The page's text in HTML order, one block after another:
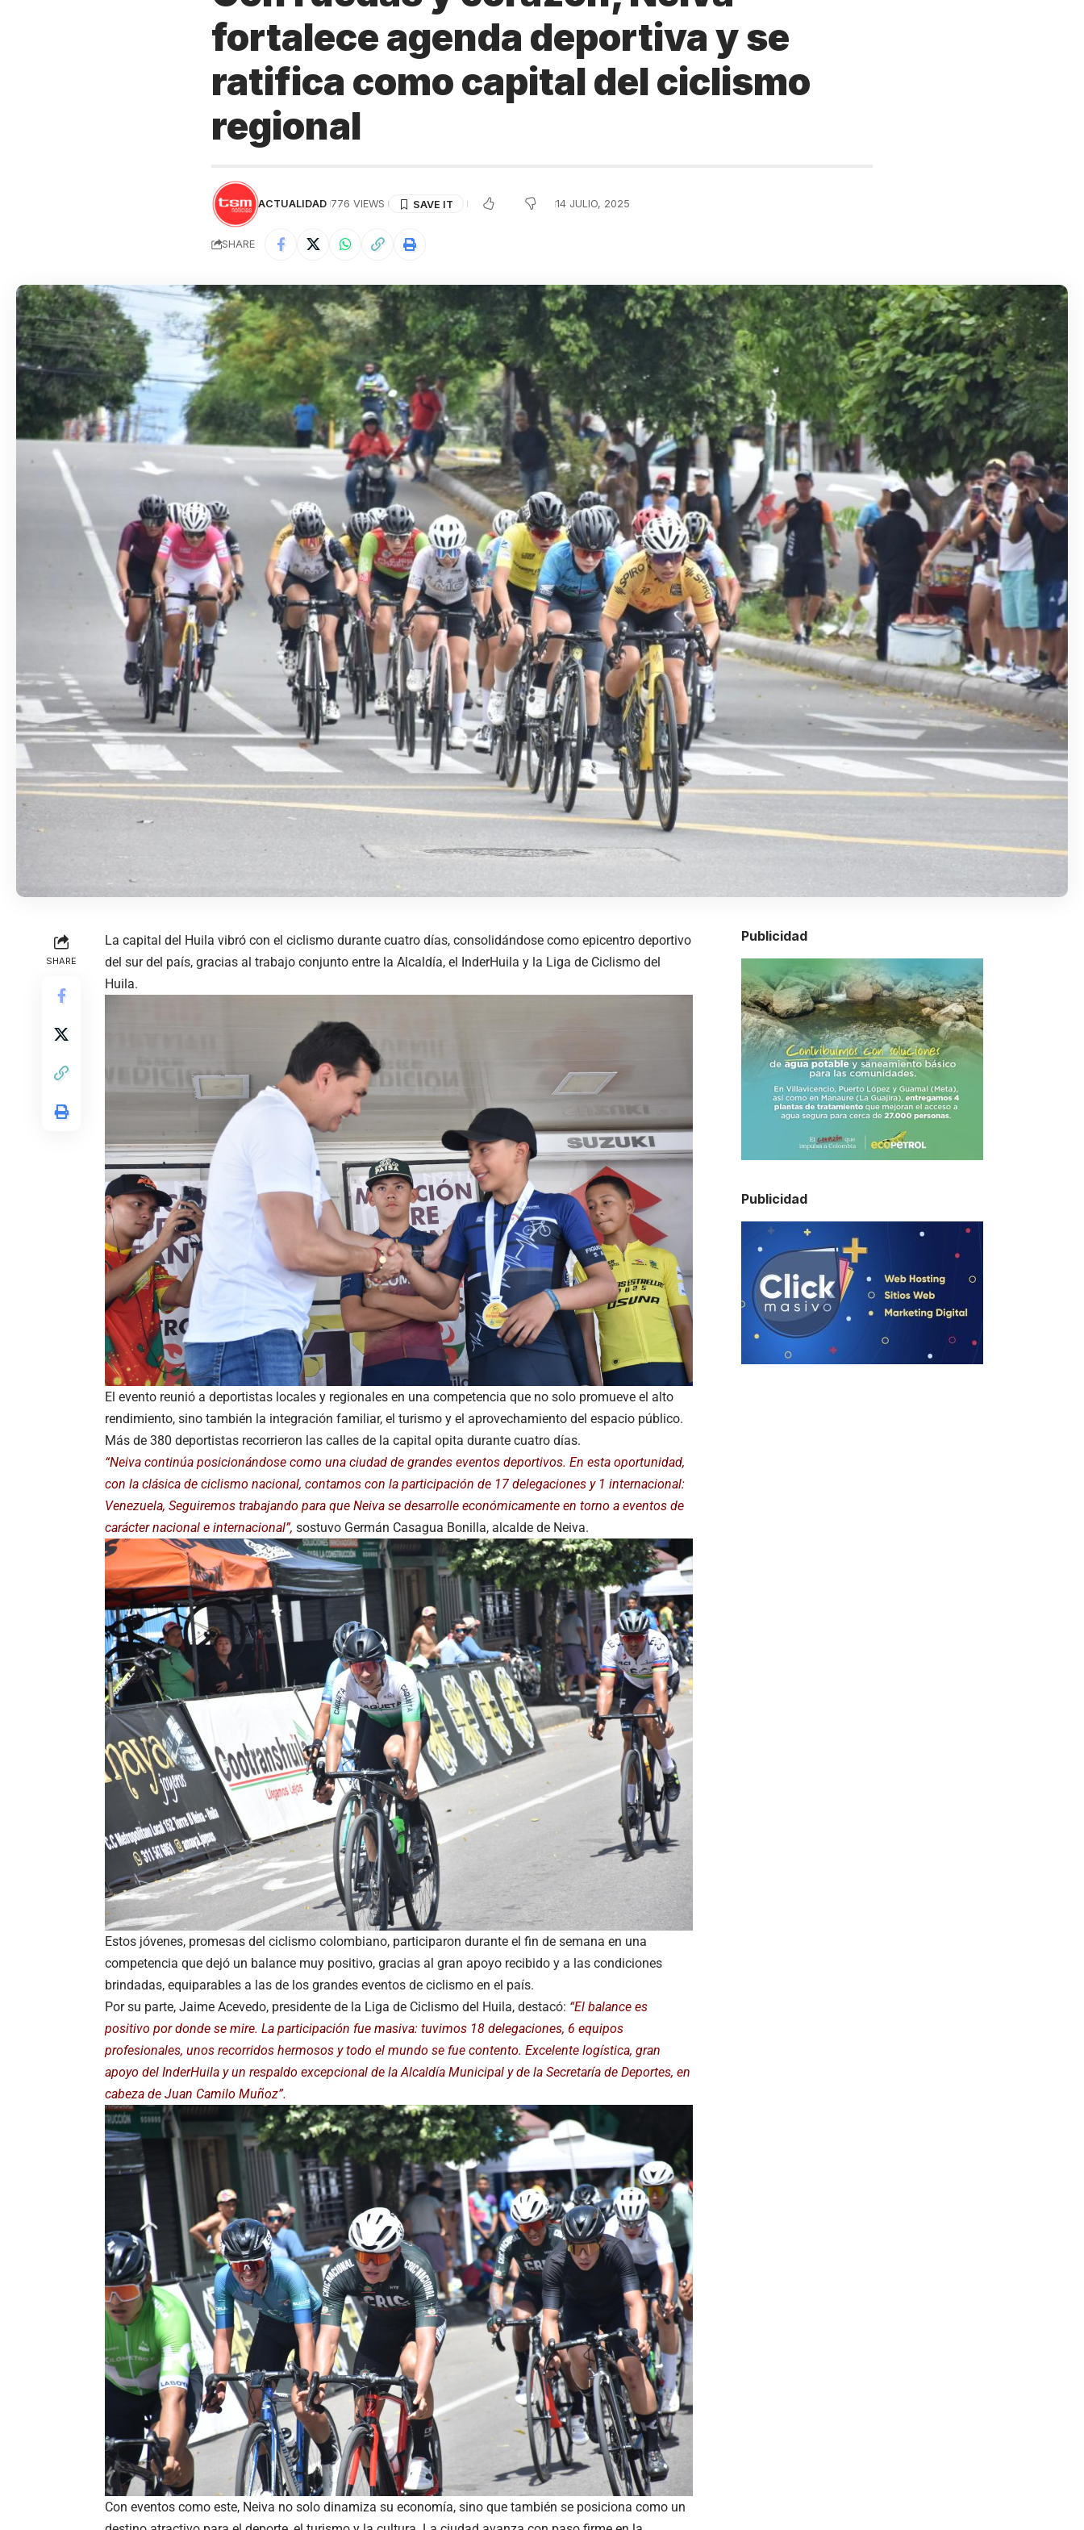
fortalece agenda deportiva y se
ratifica como capital del ciclismo
regional
ACTUALIDAD 776 VIEWS 14 JULIO, 2025
SHARE
SHARE
La capital del Huila vibró con el ciclismo durante cuatro días, consolidándose como epicentro deportivo
del sur del país, gracias al trabajo conjunto entre la Alcaldía, el InderHuila y la Liga de Ciclismo del
Huila.
El evento reunió a deportistas locales y regionales en una competencia que no solo promueve el alto
rendimiento, sino también la integración familiar, el turismo y el aprovechamiento del espacio público.
Más de 380 deportistas recorrieron las calles de la capital opita durante cuatro días.
“Neiva continúa posicionándose como una ciudad de grandes eventos deportivos. En esta oportunidad,
con la clásica de ciclismo nacional, contamos con la participación de 17 delegaciones y 1 internacional:
Venezuela, Seguiremos trabajando para que Neiva se desarrolle económicamente en torno a eventos de
carácter nacional e internacional”, sostuvo Germán Casagua Bonilla, alcalde de Neiva.
Estos jóvenes, promesas del ciclismo colombiano, participaron durante el fin de semana en una
competencia que dejó un balance muy positivo, gracias al gran apoyo recibido y a las condiciones
brindadas, equiparables a las de los grandes eventos de ciclismo en el país.
Por su parte, Jaime Acevedo, presidente de la Liga de Ciclismo del Huila, destacó: “El balance es
positivo por donde se mire. La participación fue masiva: tuvimos 18 delegaciones, 6 equipos
profesionales, unos recorridos hermosos y todo el mundo se fue contento. Excelente logística, gran
apoyo del InderHuila y un respaldo excepcional de la Alcaldía Municipal y de la Secretaría de Deportes, en
cabeza de Juan Camilo Muñoz”.
Con eventos como este, Neiva no solo dinamiza su economía, sino que también se posiciona como un
Publicidad
Publicidad